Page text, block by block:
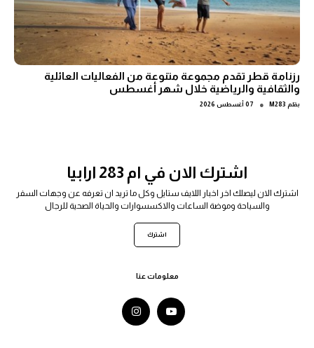
رزنامة قطر تقدم مجموعة متنوعة من الفعاليات العائلية
والثقافية والرياضية خلال شهر أغسطس
بقلم M283
● 07 أغسطس 2026
اشترك الان في ام 283 ارابيا
اشترك الان ليصلك اخر اخبار اللايف ستايل وكل ما تريد ان تعرفه عن وجهات السفر
والسياحة وموضة الساعات والاكسسوارات والحياة الصحية للرجال
اشترك
معلومات عنا